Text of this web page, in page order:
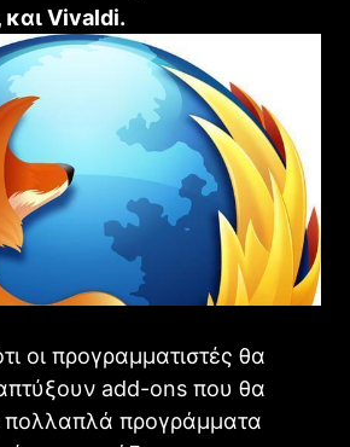
και Vivaldi.
οι προγραμματιστές θα
add-ons που θα
πολλαπλά προγράμματα